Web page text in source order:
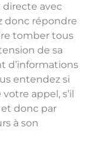
directe avec
donc répondre
tomber tous
de sa
d’informations
entendez si
appel, s’il
donc par
à son